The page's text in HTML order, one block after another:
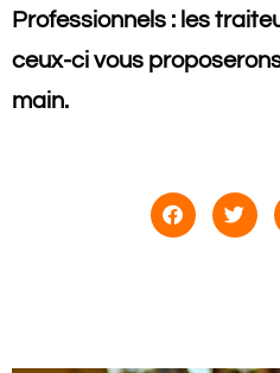
Professionnels : les
ceux-ci vous
main.